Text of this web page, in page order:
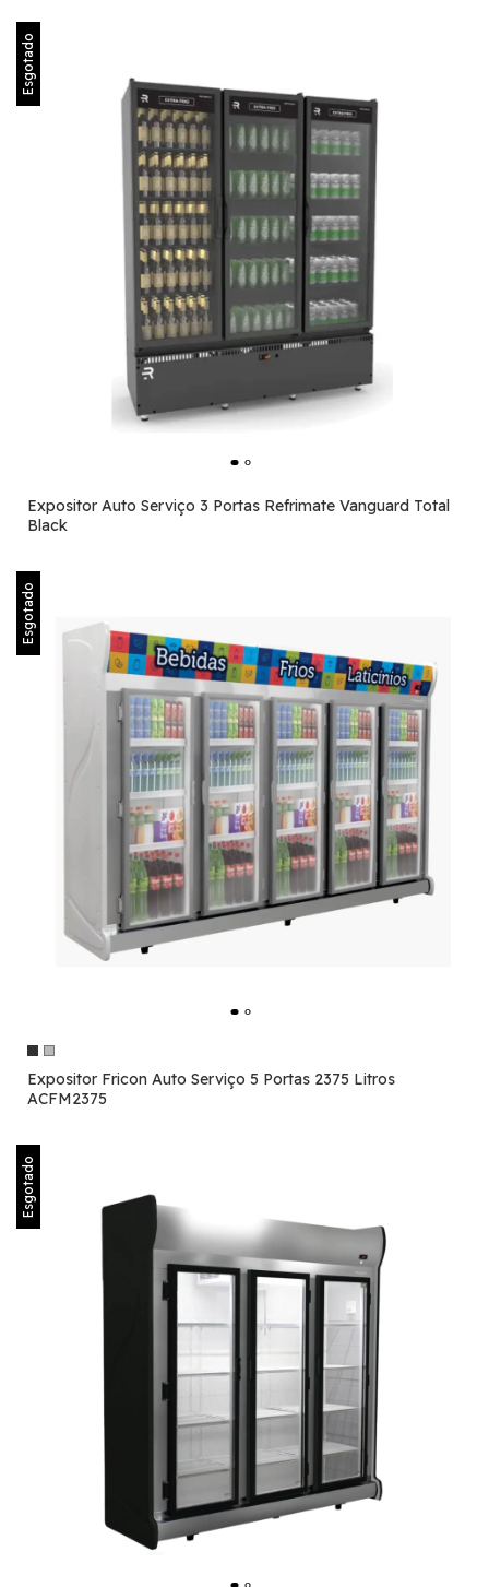
Esgotado
Expositor Auto Serviço 3 Portas Refrimate Vanguard Total
Black
Esgotado
Expositor Fricon Auto Serviço 5 Portas 2375 Litros
ACFM2375
Esgotado